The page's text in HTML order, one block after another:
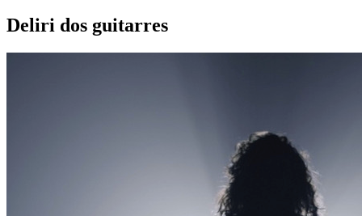
Deliri dos guitarres